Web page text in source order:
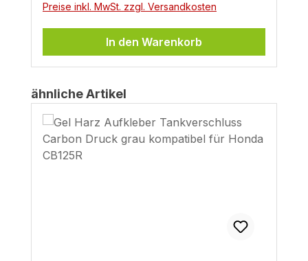
Preise inkl. MwSt. zzgl. Versandkosten
In den Warenkorb
Produktgalerie überspringen
ähnliche Artikel